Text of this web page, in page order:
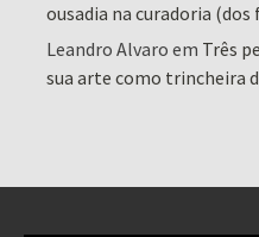
ousadia na curadoria (dos
Leandro Alvaro em Três
sua arte como trincheira